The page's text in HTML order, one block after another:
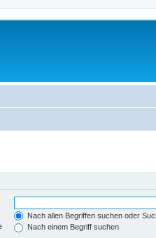
Nach allen Begriffen suchen oder
Nach einem Begriff suchen